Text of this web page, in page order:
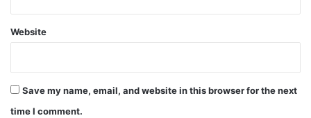
Website
Save my name, email, and website in this browser for the next
time I comment.